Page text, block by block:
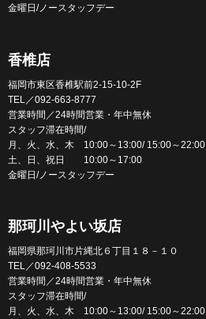
金曜日/ノースタッフデー
香椎店
福岡市東区香椎駅前2-15-10-2F
TEL／092-663-8777
営業時間／24時間営業・年中無休
スタッフ滞在時間/
月、火、水、木 10:00～13:00/ 15:00～22:00
土、日、祝日 10:00～17:00
金曜日/ノースタッフデー
那珂川やよい坂店
福岡県那珂川市片縄北６丁目１８－１０
TEL／092-408-5533
営業時間／24時間営業・年中無休
スタッフ滞在時間/
月、火、水、木 10:00～13:00/ 15:00～22:00